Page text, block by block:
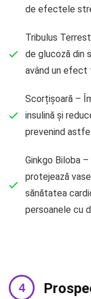
de efectele
Tribulus
de glucoză din
având un efect
Scorțișoară –
insulină și
prevenind
Ginkgo Biloba
protejează
sănătatea
persoanele cu